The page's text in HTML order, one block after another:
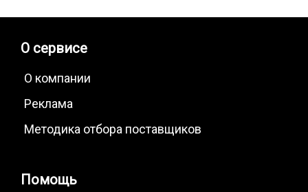
О сервисе
О компании
Реклама
Методика отбора поставщиков
Помощь